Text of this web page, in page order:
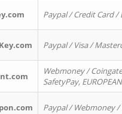
Paypal / Credit Card
Paypal / Visa /
Webmoney / Coingate
SafetyPay,
Paypal / Webmoney /